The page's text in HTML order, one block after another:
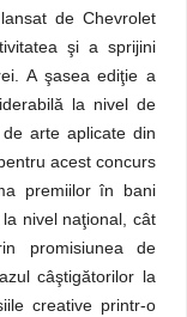
de Chevrolet
şi a sprijini
A şasea ediţie a
la nivel de
arte aplicate din
acest concurs
premiilor în bani
nivel naţional, cât
promisiunea de
câştigătorilor la
creative printr-o